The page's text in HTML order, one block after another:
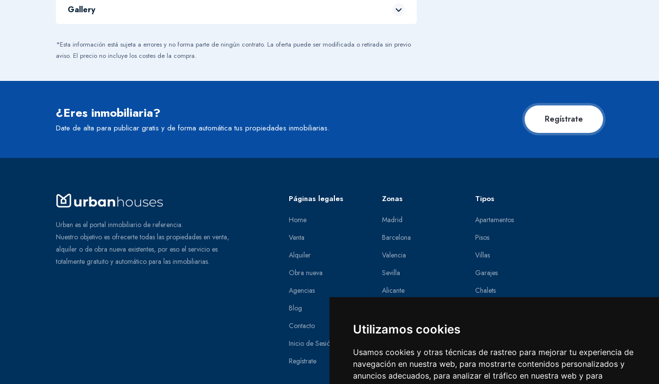
Utilizamos cookies
Usamos cookies y otras técnicas de rastreo para mejorar tu experiencia de
navegación en nuestra web, para mostrarte contenidos personalizados y
anuncios adecuados, para analizar el tráfico en nuestra web y para
Gallery
*Esta información está sujeta a errores y no forma parte de ningún contrato. La oferta puede ser modificada o retirada sin previo
aviso. El precio no incluye los costes de la compra.
¿Eres inmobiliaria?
Date de alta para publicar gratis y de forma automática tus propiedades inmobiliarias.
Regístrate
Urban es el portal inmobiliario de referencia.
Nuestro objetivo es ofrecerte todas las propiedades en venta,
alquiler o de obra nueva existentes, por eso el servicio es
totalmente gratuito y automático para las inmobiliarias.
Páginas legales
Home
Venta
Alquiler
Obra nueva
Agencias
Blog
Contacto
Inicio de Sesión
Regístrate
Zonas
Madrid
Barcelona
Valencia
Sevilla
Alicante
Asturias
Málaga
Salamanca
Tipos
Apartamentos
Pisos
Villas
Garajes
Chalets
Parcelas
Casas de campo